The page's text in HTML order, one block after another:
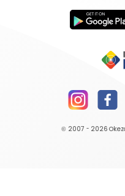
© 2007 - 2026